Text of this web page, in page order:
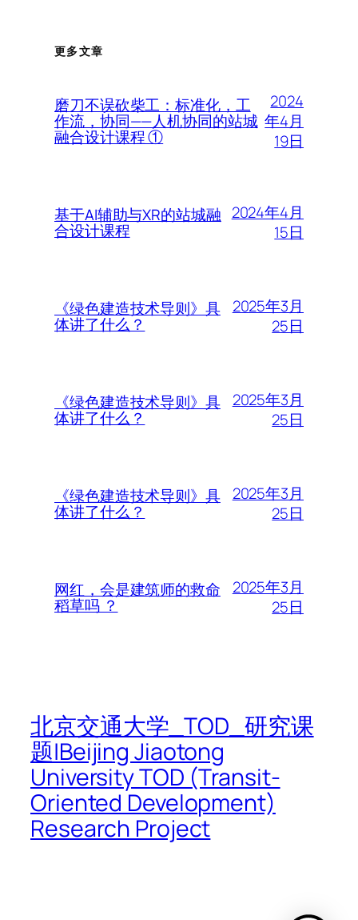
更多文章
磨刀不误砍柴工：标准化，工
作流，协同——人机协同的站城
融合设计课程 ①
2024
年4月
19日
基于AI辅助与XR的站城融
合设计课程
2024年4月
15日
《绿色建造技术导则》具
体讲了什么？
2025年3月
25日
《绿色建造技术导则》具
体讲了什么？
2025年3月
25日
《绿色建造技术导则》具
体讲了什么？
2025年3月
25日
网红，会是建筑师的救命
稻草吗 ？
2025年3月
25日
北京交通大学_TOD_研究课
题|Beijing Jiaotong
University TOD (Transit-
Oriented Development)
Research Project